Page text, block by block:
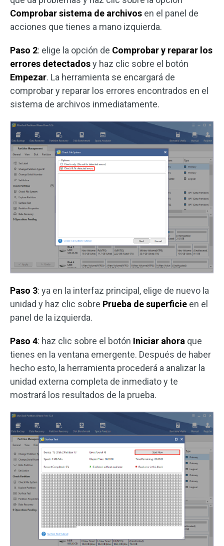
Comprobar sistema de archivos en el panel de
acciones que tienes a mano izquierda.
Paso 2: elige la opción de Comprobar y reparar los
errores detectadosy haz clic sobre el botón
Empezar. La herramienta se encargará de
comprobar y reparar los errores encontrados en el
sistema de archivos inmediatamente.
Paso 3: ya en la interfaz principal, elige de nuevo la
unidad y haz clic sobre Prueba de superficie en el
panel de la izquierda.
Paso 4: haz clic sobre el botón Iniciar ahora que
tienes en la ventana emergente. Después de haber
hecho esto, la herramienta procederá a analizar la
unidad externa completa de inmediato y te
mostrará los resultados de la prueba.